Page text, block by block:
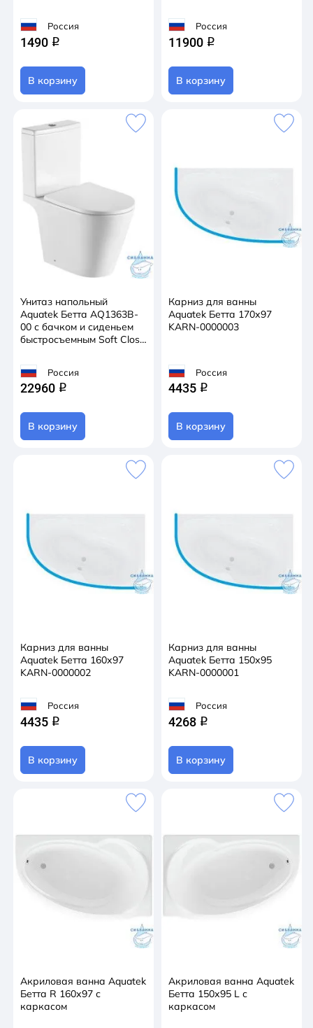
Россия
1490 q
В корзину
Россия
11900 q
В корзину
Унитаз напольный
Aquatek Бетта AQ1363B-
00 с бачком и сиденьем
быстросъемным Soft Close
Россия
22960 q
В корзину
Карниз для ванны
Aquatek Бетта 170х97
KARN-0000003
Россия
4435 q
В корзину
Карниз для ванны
Aquatek Бетта 160х97
KARN-0000002
Россия
4435 q
В корзину
Карниз для ванны
Aquatek Бетта 150х95
KARN-0000001
Россия
4268 q
В корзину
Акриловая ванна Aquatek
Бетта R 160х97 с
каркасом
Акриловая ванна Aquatek
Бетта 150х95 L с
каркасом